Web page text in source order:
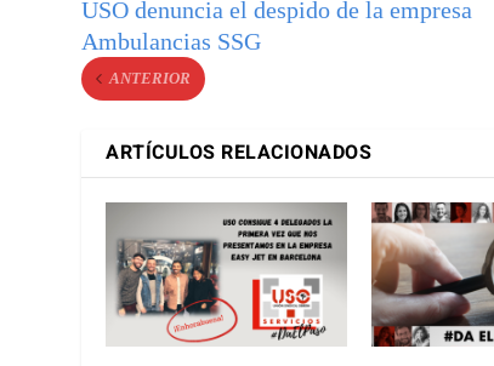
USO denuncia el despido de la empresa
Ambulancias SSG
ANTERIOR
ARTÍCULOS RELACIONADOS